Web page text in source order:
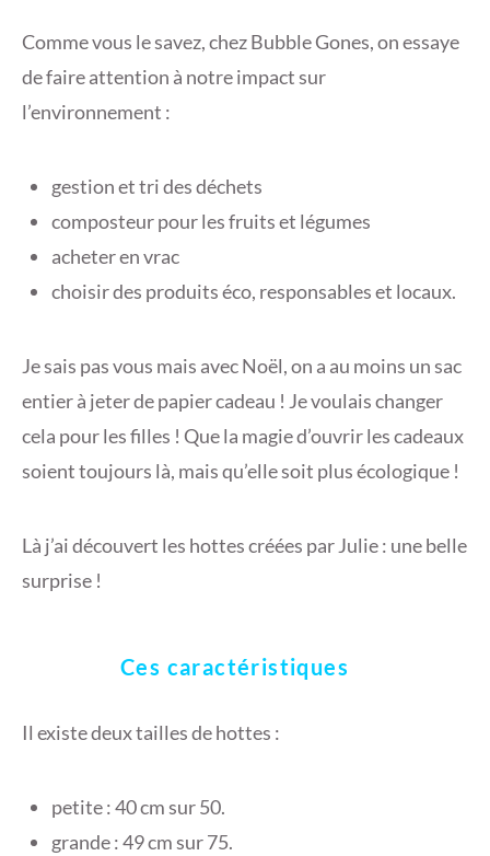
Comme vous le savez, chez Bubble Gones, on essaye
de faire attention à notre impact sur
l’environnement :
gestion et tri des déchets
composteur pour les fruits et légumes
acheter en vrac
choisir des produits éco, responsables et locaux.
Je sais pas vous mais avec Noël, on a au moins un sac
entier à jeter de papier cadeau ! Je voulais changer
cela pour les filles ! Que la magie d’ouvrir les cadeaux
soient toujours là, mais qu’elle soit plus écologique !
Là j’ai découvert les hottes créées par Julie : une belle
surprise !
Ces caractéristiques
Il existe deux tailles de hottes :
petite : 40 cm sur 50.
grande : 49 cm sur 75.